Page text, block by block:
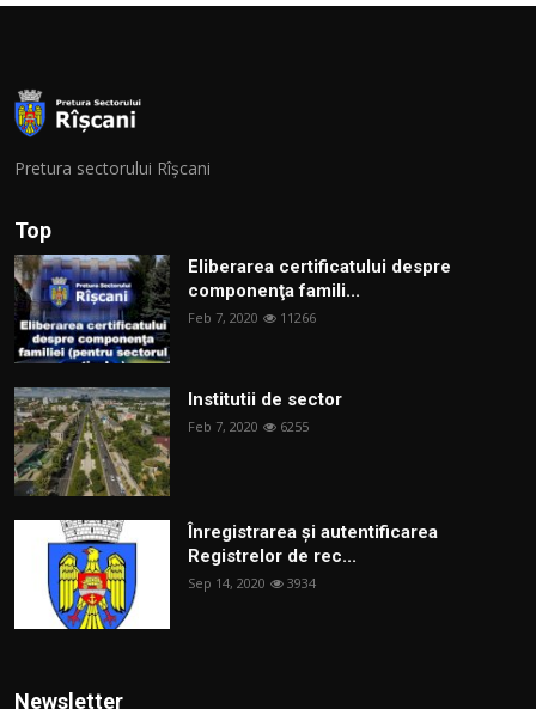
Pretura sectorului Rîșcani
Top
Eliberarea certificatului despre
componenţa famili...
Feb 7, 2020 11266
Institutii de sector
Feb 7, 2020 6255
Înregistrarea și autentificarea
Registrelor de rec...
Sep 14, 2020 3934
Newsletter